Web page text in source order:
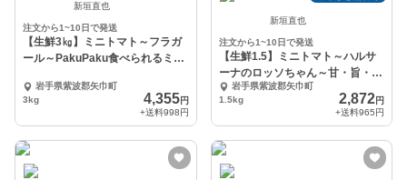
新垣直也
注文から1~10日で発送
【生鮮3㎏】ミニトマト～フラガ
ール～PakuPaku食べられるミニ
岩手県紫波郡矢巾町
3kg
4,355円
+送料998円
新垣直也
注文から1~10日で発送
【生鮮1.5】ミニトマト～ハルサ
ーナのロッソちゃん～甘・旨・酸
バランスがヤミツキ
岩手県紫波郡矢巾町
1.5kg
2,872円
+送料965円